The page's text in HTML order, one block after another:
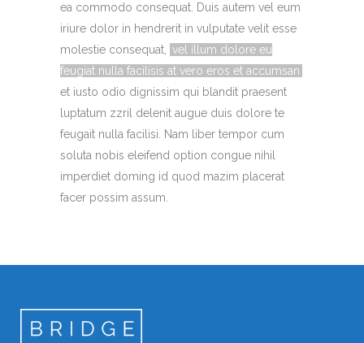
ea commodo consequat. Duis autem vel eum
iriure dolor in hendrerit in vulputate velit esse
molestie consequat,
vel illum dolore eu
feugiat nulla facilisis at vero eros et accumsan
et iusto odio dignissim qui blandit praesent
luptatum zzril delenit augue duis dolore te
feugait nulla facilisi. Nam liber tempor cum
soluta nobis eleifend option congue nihil
imperdiet doming id quod mazim placerat
facer possim assum.